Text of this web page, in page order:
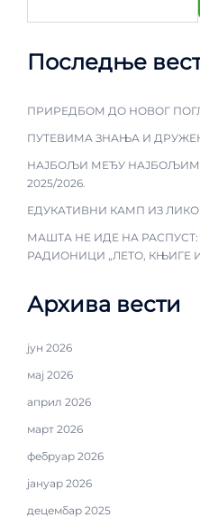
Последње
ПРИРЕДБОМ ДО НОВОГ
ПУТЕВИМА ЗНАЊА И
НАЈБОЉИ МЕЂУ
2025/2026.
ЕДУКАТИВНИ КАМП ИЗ
МАШТА НЕ ИДЕ НА
РАДИОНИЦИ „ЛЕТО, КЊИГЕ
Архива вести
јун 2026
мај 2026
април 2026
март 2026
фебруар 2026
јануар 2026
децембар 2025